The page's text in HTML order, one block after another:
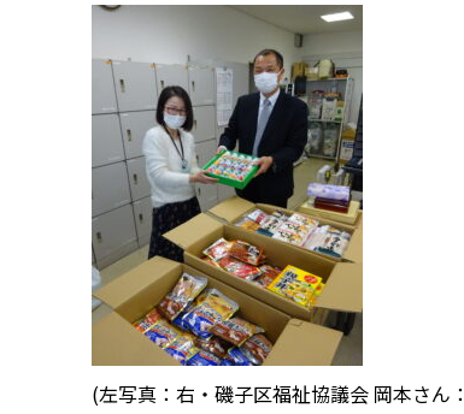
(左写真：右・磯子区福祉協議会 岡本さん